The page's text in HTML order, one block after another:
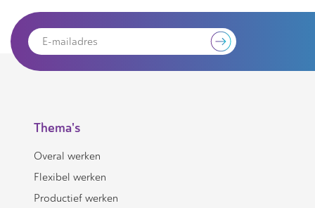
Thema's
Overal werken
Flexibel werken
Productief werken